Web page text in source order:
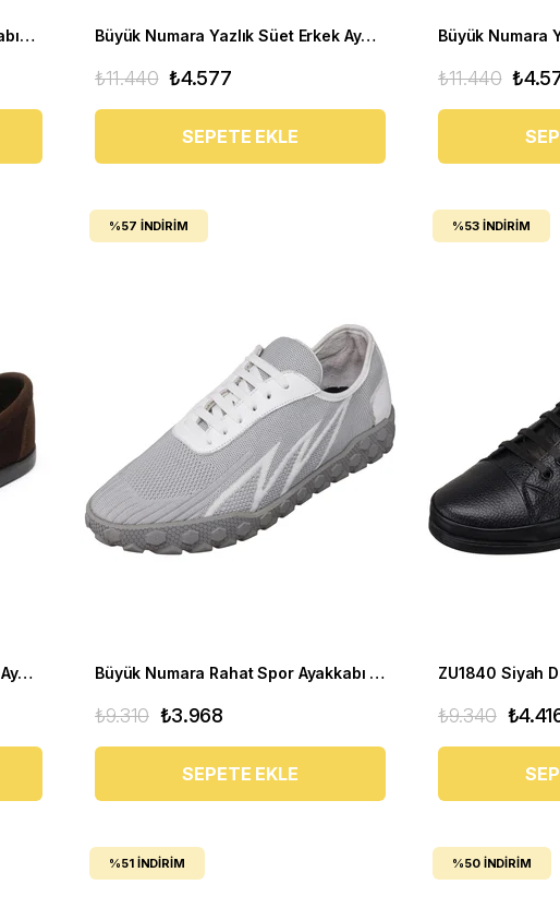
Büyük Numara Süet Erkek Ayakkabısı Utkan001 Siyah Süet Büyük Numara Yazlık Süet Erkek Ayakkabısı -Utkan001 Lacivert Süet
₺4.577
₺11.440
SEPETE EKLE
₺11.440
Büyük Numara Yazlık Süet Erkek Ayakkabısı - Utkan02 Kahve Süet Büyük Numara Rahat Spor Ayakkabı - ZE-02 Gri Beyaz
₺3.968
₺9.310
SEPETE EKLE
%57 İNDIRIM
₺9.340
%53 İNDIRIM
%51 İNDIRIM %50 İNDIRIM